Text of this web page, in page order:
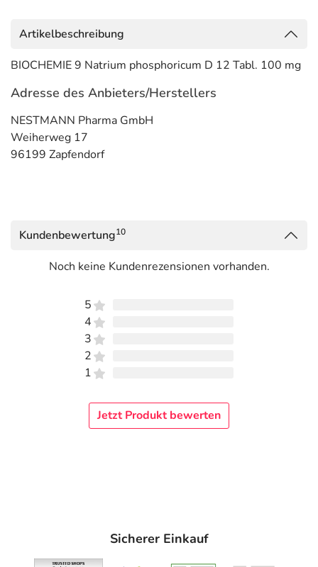
Artikelbeschreibung
BIOCHEMIE 9 Natrium phosphoricum D 12 Tabl. 100 mg
Adresse des Anbieters/Herstellers
NESTMANN Pharma GmbH
Weiherweg 17
96199 Zapfendorf
Kundenbewertung10
Noch keine Kundenrezensionen vorhanden.
5
4
3
2
1
Jetzt Produkt bewerten
Sicherer Einkauf